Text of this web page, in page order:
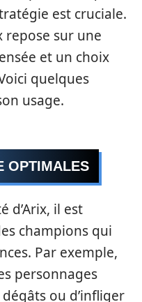
est cruciale.
repose sur une
et un choix
quelques
usage.
OPTIMALES
d’Arix, il est
champions qui
Par exemple,
personnages
ou d’infliger